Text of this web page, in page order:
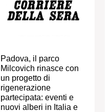
Padova, il parco
Milcovich rinasce con
un progetto di
rigenerazione
partecipata: eventi e
nuovi alberi in Italia e